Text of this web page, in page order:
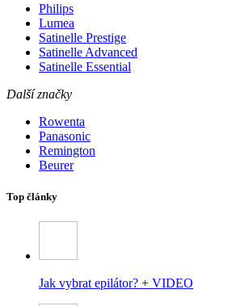
Philips
Lumea
Satinelle Prestige
Satinelle Advanced
Satinelle Essential
Další značky
Rowenta
Panasonic
Remington
Beurer
Top články
Jak vybrat epilátor? + VIDEO